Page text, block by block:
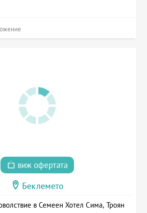
виж офертата
Беклемето
в Семеен Хотел Сима, Троян